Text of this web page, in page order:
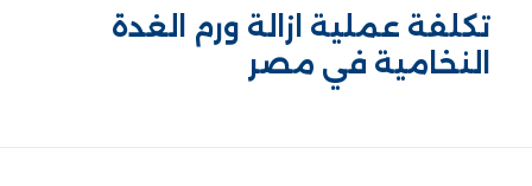
تكلفة عملية ازالة ورم الغدة
النخامية في مصر